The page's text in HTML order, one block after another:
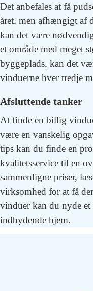
Det anbefales at få
året, men afhængigt af
kan det være
et område med meget
byggeplads, kan det
vinduerne hver tredje
Afsluttende tanker
At finde en billig
være en vanskelig
tips kan du finde en
kvalitetsservice til en
sammenligne priser,
virksomhed for at få
vinduer kan du nyde et
indbydende hjem.